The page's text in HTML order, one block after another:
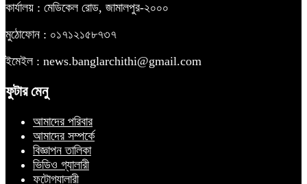
কার্যালয় : মেডিকেল রোড, জামালপুর-২০০০
মুঠোফোন : ০১৭১২১৫৮৭৩৭
ইমেইল : news.banglarchithi@gmail.com
ফুটার মেনু
আমাদের পরিবার
আমাদের সম্পর্কে
বিজ্ঞাপন তালিকা
ভিডিও গ্যালারী
ফটোগ্যালারী